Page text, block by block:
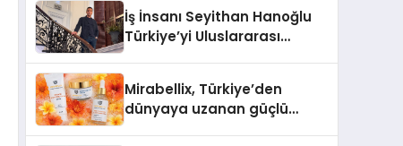
İş İnsanı Seyithan Hanoğlu
Türkiye’yi Uluslararası
Mirabellix, Türkiye’den
dünyaya uzanan güçlü